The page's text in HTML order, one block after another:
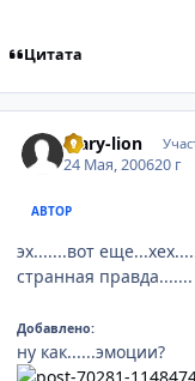
Цитата
Mary-lion
24 Мая, 200620 г
АВТОР
эх.......вот
странная правда.......
Добавлено:
ну как......эмоции?